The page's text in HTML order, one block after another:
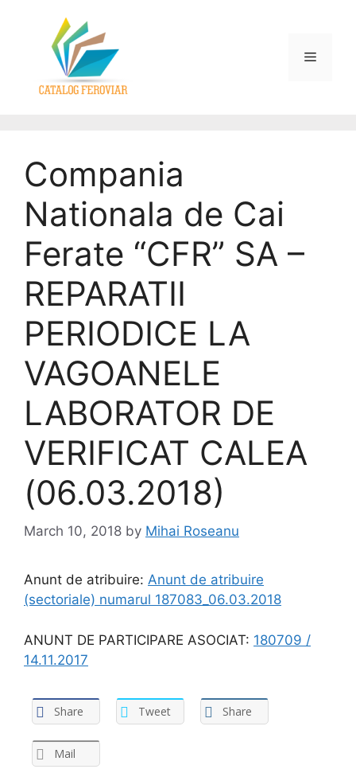
Compania
Nationala de Cai
Ferate “CFR” SA –
REPARATII
PERIODICE LA
VAGOANELE
LABORATOR DE
VERIFICAT CALEA
(06.03.2018)
March 10, 2018 by Mihai Roseanu
Anunt de atribuire: Anunt de atribuire
(sectoriale) numarul 187083_06.03.2018
ANUNT DE PARTICIPARE ASOCIAT: 180709 /
14.11.2017
Share Tweet Share
Mail